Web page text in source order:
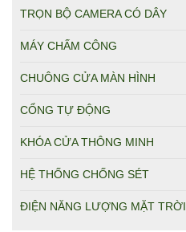
TRỌN BỘ CAMERA CÓ DÂY
MÁY CHẤM CÔNG
CHUÔNG CỬA MÀN HÌNH
CỔNG TỰ ĐỘNG
KHÓA CỬA THÔNG MINH
HỆ THỐNG CHỐNG SÉT
ĐIỆN NĂNG LƯỢNG MẶT TRỜI